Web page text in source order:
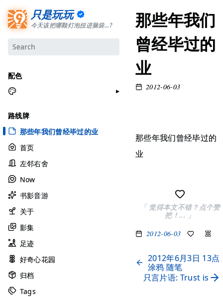
只是玩玩
今天该把哪颗灯泡扭进脑袋...?
配色
极夜黑
雅余黄
昱行粉
她的蓝
莫比乌斯
香草绿
自适应
路线牌
那些年我们曾经毕过的业
首页
左邻右舍
Now
书影音游
关于
影集
足迹
好奇心花园
归档
Tags
那些年我们
曾经毕过的
业
2012-06-03
那些年我们曾经毕过的
业
「 觉得本文不错？点个赞
把！... 」
2012-06-03
2012年6月3日 13点
涂鸦 随笔
只言片语: Trust is